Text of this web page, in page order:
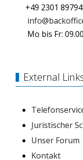
+49 2301
Mo bis Fr:
External
Juristischer
Unser Forum
Kontakt